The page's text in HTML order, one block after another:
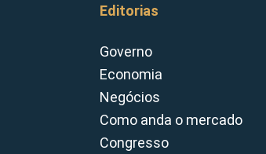
Editorias
Governo
Economia
Negócios
Como anda o mercado
Congresso